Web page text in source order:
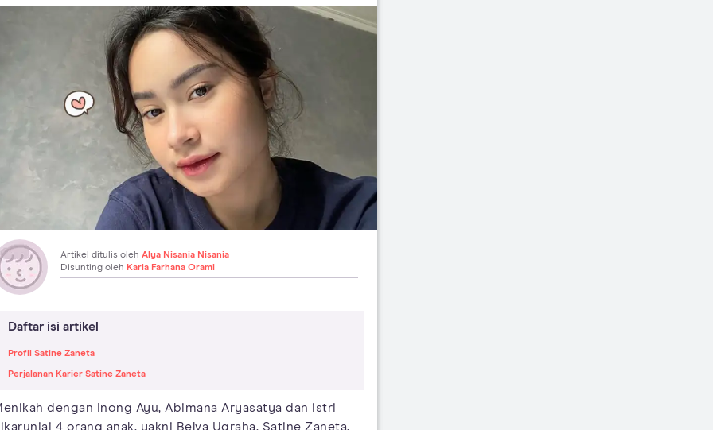
Artikel ditulis oleh Alya Nisania Nisania
Disunting oleh Karla Farhana Orami
Daftar isi artikel
Profil Satine Zaneta
Perjalanan Karier Satine Zaneta
dengan Inong Ayu, Abimana Aryasatya dan istri
4 orang anak, yakni Belva Ugraha, Satine Zaneta,